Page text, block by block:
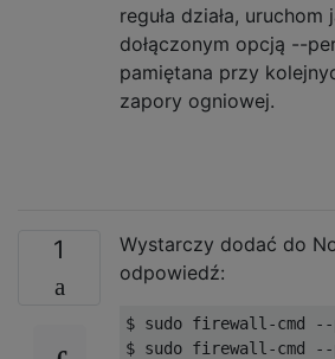
reguła działa,
dołączonym opcją --
pamiętana przy
zapory ogniowej.
1
Wystarczy dodać do
odpowiedź:
$ sudo firewall-cmd --